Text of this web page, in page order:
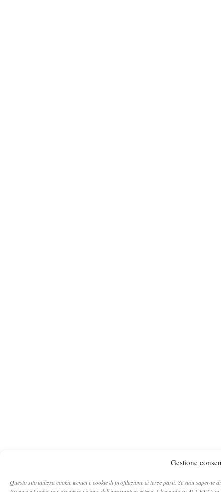
Gestione
Questo sito utilizza cookie tecnici e cookie di profilazione di terze parti. Se vuoi